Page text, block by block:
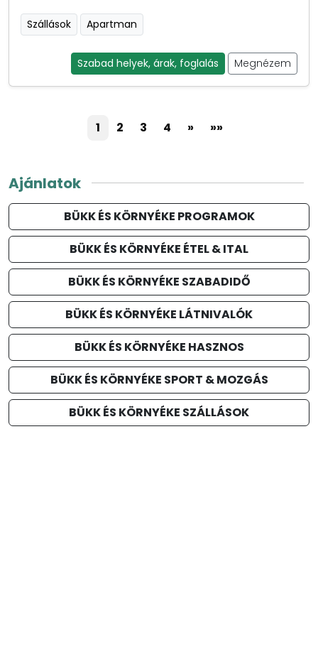
Szállások Apartman
Szabad helyek, árak, foglalás Megnézem
1 2 3 4 » »»
Ajánlatok
BÜKK ÉS KÖRNYÉKE PROGRAMOK
BÜKK ÉS KÖRNYÉKE ÉTEL & ITAL
BÜKK ÉS KÖRNYÉKE SZABADIDŐ
BÜKK ÉS KÖRNYÉKE LÁTNIVALÓK
BÜKK ÉS KÖRNYÉKE HASZNOS
BÜKK ÉS KÖRNYÉKE SPORT & MOZGÁS
BÜKK ÉS KÖRNYÉKE SZÁLLÁSOK